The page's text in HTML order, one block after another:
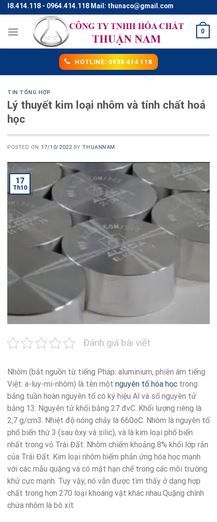
Skip
to
content
- 0964.414.118 Mail: thunaco@gmail.com
0
HOTLINE: 0938 414 118
TIN TỔNG HỢP
Lý thuyết kim loại nhôm và tính chất hoá
học
POSTED ON 17/10/2022 BYTHUANNAM
17
Th10
Đánh giá bài viết
Nhôm (bắt nguồn từ tiếng Pháp: aluminium, phiên âm tiếng
Việt: a-luy-mi-nhôm) là tên một nguyên tố hóa học trong
bảng tuần hoàn nguyên tố có ký hiệu Al và số nguyên tử
bằng 13. Nguyên tử khối bằng 27 đvC. Khối lượng riêng là
2,7 g/cm3. Nhiệt độ nóng chảy là 660oC. Nhôm là nguyên tố
phổ biến thứ 3 (sau ôxy và silic), và là kim loại phổ biến
nhất trong vỏ Trái Đất. Nhôm chiếm khoảng 8% khối lớp rắn
của Trái Đất. Kim loại nhôm hiếm phản ứng hóa học mạnh
với các mẫu quặng và có mặt hạn chế trong các môi trường
khử cực mạnh. Tuy vậy, nó vẫn được tìm thấy ở dạng hợp
chất trong hơn 270 loại khoáng vật khác nhau.Quặng chính
chứa nhôm là bô xít.